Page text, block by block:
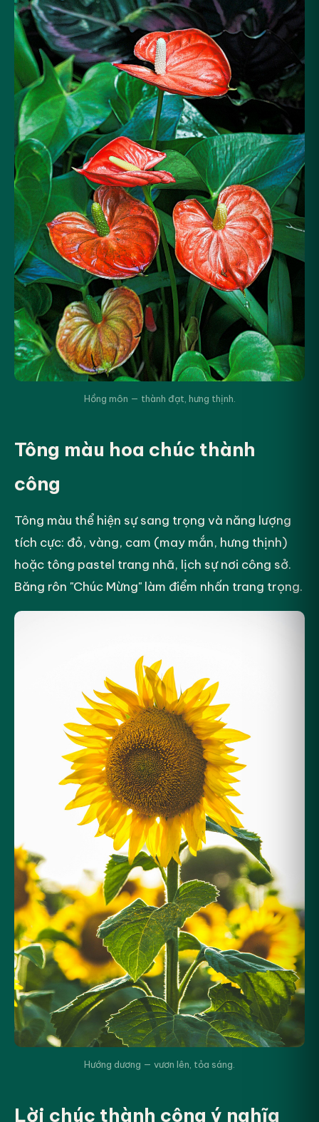
Hồng môn — thành đạt, hưng thịnh.
Tông màu hoa chúc thành
công
Tông màu thể hiện sự sang trọng và năng lượng
tích cực: đỏ, vàng, cam (may mắn, hưng thịnh)
hoặc tông pastel trang nhã, lịch sự nơi công sở.
Băng rôn "Chúc Mừng" làm điểm nhấn trang trọng.
Hướng dương — vươn lên, tỏa sáng.
Lời chúc thành công ý nghĩa